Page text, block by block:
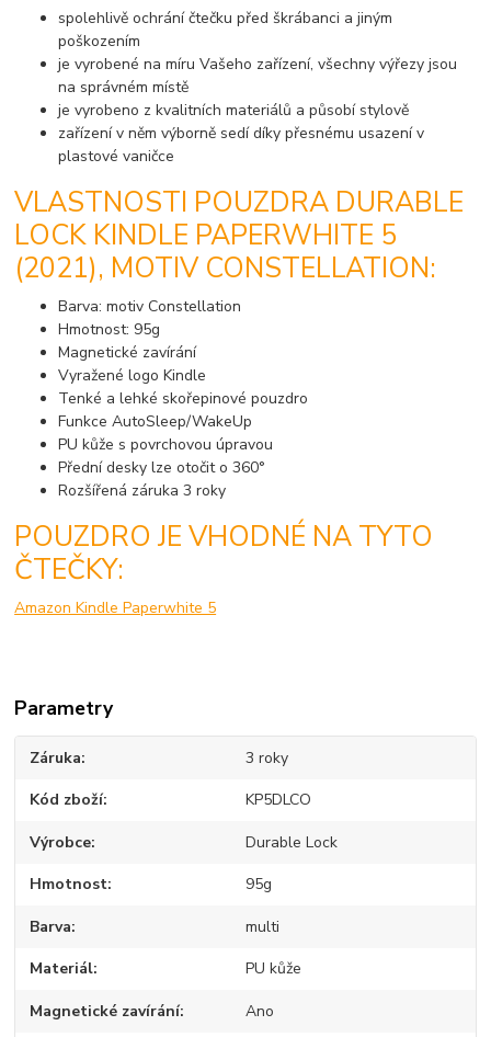
spolehlivě ochrání čtečku před škrábanci a jiným
poškozením
je vyrobené na míru Vašeho zařízení, všechny výřezy jsou
na správném místě
je vyrobeno z kvalitních materiálů a působí stylově
zařízení v něm výborně sedí díky přesnému usazení v
plastové vaničce
VLASTNOSTI POUZDRA DURABLE
LOCK KINDLE PAPERWHITE 5
(2021), MOTIV CONSTELLATION:
Barva: motiv Constellation
Hmotnost: 95g
Magnetické zavírání
Vyražené logo Kindle
Tenké a lehké skořepinové pouzdro
Funkce AutoSleep/WakeUp
PU kůže s povrchovou úpravou
Přední desky lze otočit o 360°
Rozšířená záruka 3 roky
POUZDRO JE VHODNÉ NA TYTO
ČTEČKY:
Amazon Kindle Paperwhite 5
Parametry
Záruka 3 roky
Kód zboží KP5DLCO
Výrobce Durable Lock
Hmotnost 95g
Barva multi
Materiál PU kůže
Magnetické zavírání Ano